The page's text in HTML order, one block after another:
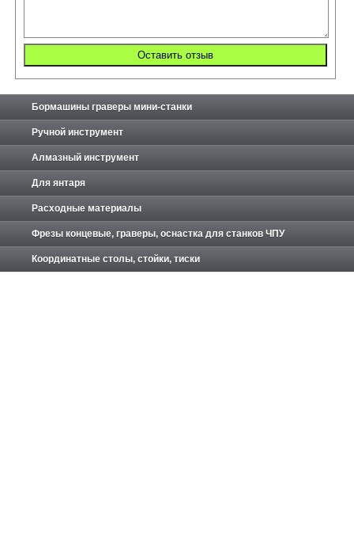
Бормашины граверы мини-станки
Ручной инструмент
Алмазный инструмент
Для янтаря
Расходные материалы
Фрезы концевые, граверы, оснастка для станков ЧПУ
Координатные столы, стойки, тиски